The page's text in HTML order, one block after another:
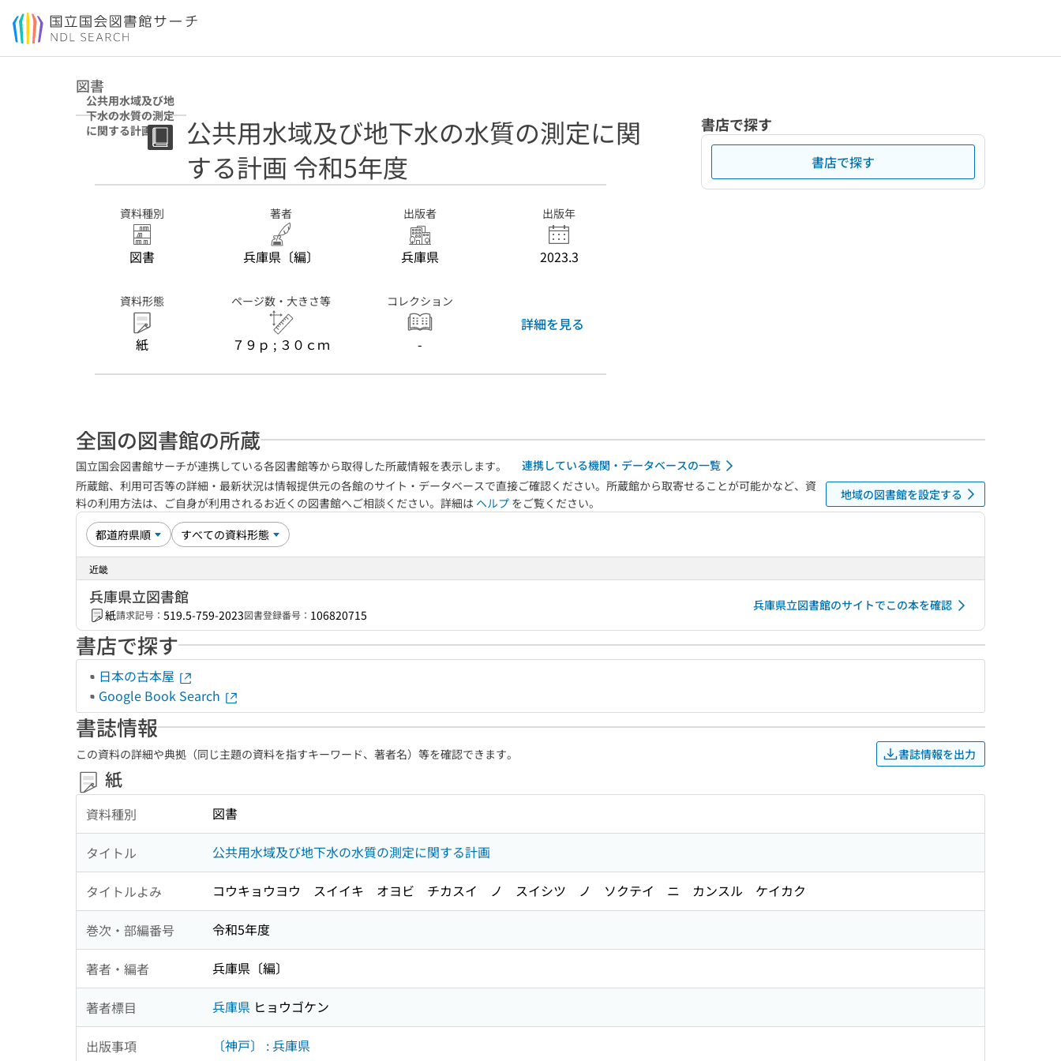
本文へ移動
図書
公共用水域及び地
下水の水質の測定
に関する計画 令
公共用水域及び地下水の水質の測定に関
する計画 令和5年度
資料種別
図書
著者
兵庫県〔編〕
出版者
兵庫県
出版年
2023.3
資料形態
紙
ページ数・大きさ等
７９ｐ ; ３０ｃｍ
コレクション
-
詳細を見る
書店で探す
書店で探す
全国の図書館の所蔵
国立国会図書館サーチが連携している各図書館等から取得した所蔵情報を表示します。
連携している機関・データベースの一覧
所蔵館、利用可否等の詳細・最新状況は情報提供元の各館のサイト・データベースで直接ご確認ください。所蔵館から取寄せることが可能かなど、資
料の利用方法は、ご自身が利用されるお近くの図書館へご相談ください。詳細は ヘルプ をご覧ください。
地域の図書館を設定する
近畿
兵庫県立図書館
紙請求記号： 519.5-759-2023図書登録番号： 106820715
兵庫県立図書館のサイトでこの本を確認
書店で探す
日本の古本屋
Google Book Search
書誌情報
この資料の詳細や典拠（同じ主題の資料を指すキーワード、著者名）等を確認できます。 書誌情報を出力
紙
資料種別 図書
タイトル 公共用水域及び地下水の水質の測定に関する計画
タイトルよみ コウキョウヨウ スイイキ オヨビ チカスイ ノ スイシツ ノ ソクテイ ニ カンスル ケイカク
巻次・部編番号 令和5年度
著者・編者 兵庫県〔編〕
著者標目 兵庫県 ヒョウゴケン
出版事項 〔神戸〕 : 兵庫県